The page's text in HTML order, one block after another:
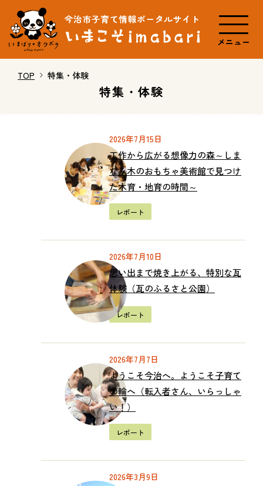
メニュー
TOP 特集・体験
特集・体験
2026年7月15日
工作から広がる想像力の森～しま
なみ木のおもちゃ美術館で見つけ
た木育・地育の時間～
レポート
2026年7月10日
思い出まで焼き上がる、特別な瓦
体験（瓦のふるさと公園）
レポート
2026年7月7日
ようこそ今治へ。ようこそ子育て
の輪へ（転入者さん、いらっしゃ
い！）
レポート
2026年3月9日